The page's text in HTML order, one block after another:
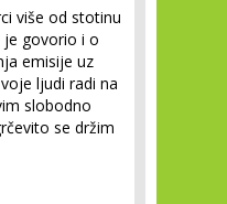
više od stotinu
je govorio i o
emisije uz
ljudi radi na
slobodno
se držim